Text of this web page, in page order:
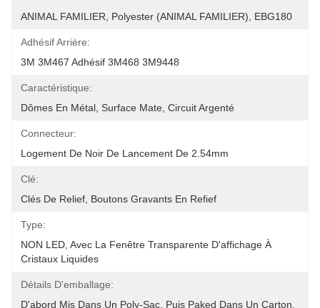
ANIMAL FAMILIER, Polyester (ANIMAL FAMILIER), EBG180
Adhésif Arrière:
3M 3M467 Adhésif 3M468 3M9448
Caractéristique:
Dômes En Métal, Surface Mate, Circuit Argenté
Connecteur:
Logement De Noir De Lancement De 2.54mm
Clé:
Clés De Relief, Boutons Gravants En Refief
Type:
NON LED, Avec La Fenêtre Transparente D'affichage À
Cristaux Liquides
Détails D'emballage:
D'abord Mis Dans Un Poly-Sac, Puis Paked Dans Un Carton.